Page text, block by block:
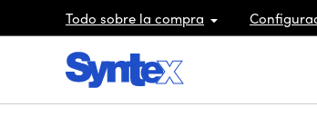
Todo sobre la compra